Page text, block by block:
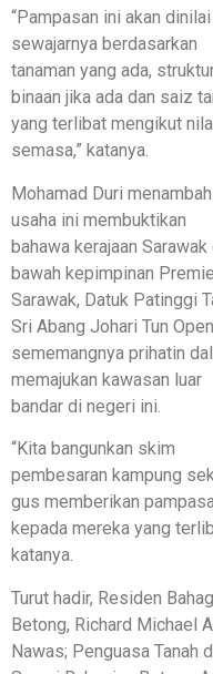
“Pampasan ini akan dinilai
sewajarnya berdasarkan
tanaman yang ada,
binaan jika ada dan saiz
yang terlibat mengikut
semasa,” katanya.
Mohamad Duri menambah
usaha ini membuktikan
bahawa kerajaan Sarawak
bawah kepimpinan
Sarawak, Datuk Patinggi
Sri Abang Johari Tun
sememangnya prihatin
memajukan kawasan luar
bandar di negeri ini.
“Kita bangunkan skim
pembesaran kampung
gus memberikan
kepada mereka yang
katanya.
Turut hadir, Residen
Betong, Richard Michael
Nawas; Penguasa Tanah